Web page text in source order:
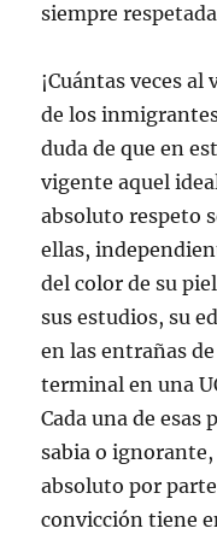
siempre
¡Cuántas veces
de los
duda de que en
vigente aquel
absoluto respeto
ellas,
del color de su
sus estudios, su
en las entrañas
terminal en una
Cada una de esas
sabia o ignorante,
absoluto por
convicción tiene